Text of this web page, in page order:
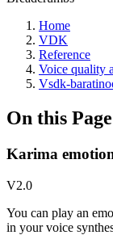
Home
VDK
Reference
Voice quality
Vsdk-
On this Page
Karima
V2.0
You can play an
in your voice